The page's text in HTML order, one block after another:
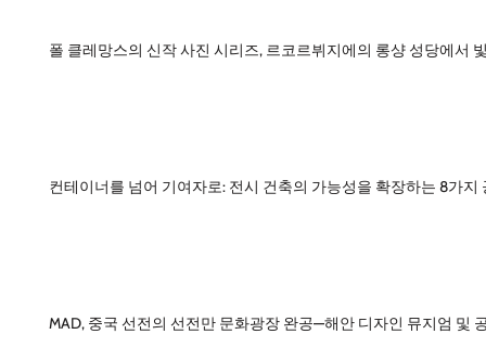
폴 클레망스의 신작 사진 시리즈, 르코르뷔지에의 롱샹 성당에서
컨테이너를 넘어 기여자로: 전시 건축의 가능성을 확장하는 8가지
MAD, 중국 선전의 선전만 문화광장 완공—해안 디자인 뮤지엄 및